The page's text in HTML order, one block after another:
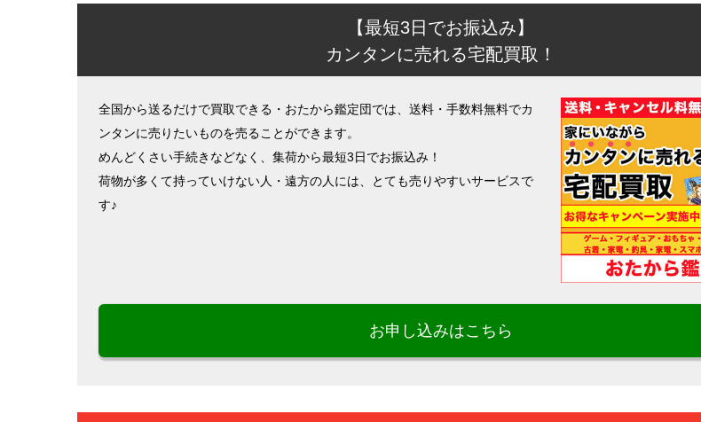
【最短3日でお振込み】
カンタンに売れる宅配買取！
全国から送るだけで買取できる・おたから鑑定団では、送料・手数料無料でカ
ンタンに売りたいものを売ることができます。
めんどくさい手続きなどなく、集荷から最短3日でお振込み！
荷物が多くて持っていけない人・遠方の人には、とても売りやすいサービスで
す♪
お申し込みはこちら